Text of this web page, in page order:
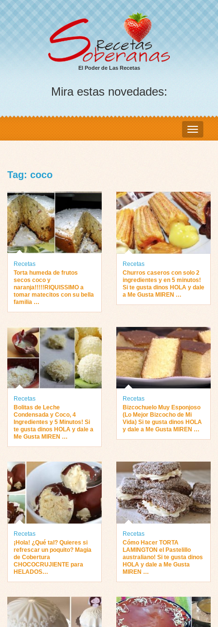
El Poder de Las Recetas
Mira estas novedades:
Tag: coco
Recetas
Torta humeda de frutos
secos coco y
naranja!!!!!RIQUISSIMO a
tomar matecitos con su bella
familia …
Recetas
Churros caseros con solo 2
ingredientes y en 5 minutos!
Si te gusta dinos HOLA y dale
a Me Gusta MIREN …
Recetas
Bolitas de Leche
Condensada y Coco, 4
Ingredientes y 5 Minutos! Si
te gusta dinos HOLA y dale a
Me Gusta MIREN …
Recetas
Bizcochuelo Muy Esponjoso
(Lo Mejor Bizcocho de Mi
Vida) Si te gusta dinos HOLA
y dale a Me Gusta MIREN …
Recetas
¡Hola! ¿Qué tal? Quieres si
refrescar un poquito? Magia
de Cobertura
CHOCOCRUJIENTE para
HELADOS…
Recetas
Cómo Hacer TORTA
LAMINGTON el Pastelillo
australiano! Si te gusta dinos
HOLA y dale a Me Gusta
MIREN …